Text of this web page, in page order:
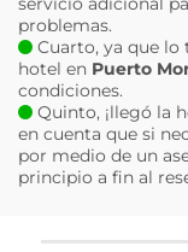
problemas.
Cuarto, ya que lo
hotel en Puerto
condiciones.
Quinto, ¡llegó la
en cuenta que si
por medio de un
principio a fin al